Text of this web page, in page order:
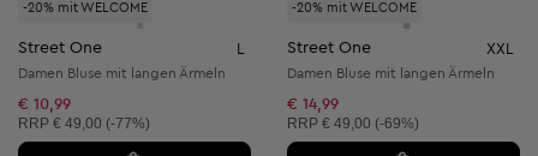
-20% mit WELCOME
Street One L
Damen Bluse mit langen Ärmeln
€ 10,99
Unverbindliche Preisempfehlung:
RRP € 49,00 (-77%)
-20% mit WELCOME
Street One XXL
Damen Bluse mit langen Ärmeln
€ 14,99
Unverbindliche Preisempfehlung:
RRP € 49,00 (-69%)